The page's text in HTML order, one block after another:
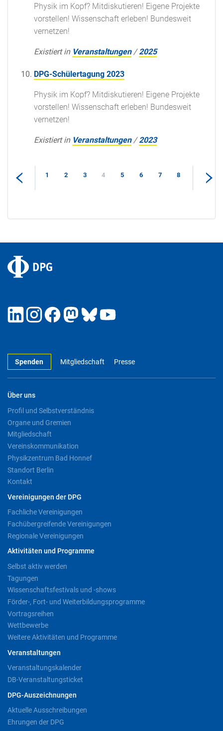
Physik im Kopf? Mitdiskutieren! Eigene Projekte
vorstellen! Wissenschaft erleben! Bundesweit
vernetzen!
Existiert in Veranstaltungen /2025
DPG-Schülertagung 2023
Physik im Kopf? Mitdiskutieren! Eigene Projekte
vorstellen! Wissenschaft erleben! Bundesweit
vernetzen!
Existiert in Veranstaltungen /2023
1 2 3 4 5 6 7 8
Spenden Mitgliedschaft Presse
Über uns
Profil und Selbstverständnis
Organe und Gremien
Mitgliedschaft
Vereinskommunikation
Physikzentrum Bad Honnef
Standort Berlin
Kontakt
Vereinigungen der DPG
Fachliche Vereinigungen
Fachübergreifende Vereinigungen
Regionale Vereinigungen
Aktivitäten und Programme
Selbst aktiv werden
Tagungen
Wissenschaftsfestivals und -shows
Förder-, Fort- und Weiterbildungsprogramme
Vortragsreihen
Wettbewerbe
Weitere Aktivitäten und Programme
Veranstaltungen
Veranstaltungskalender
DB-Veranstaltungsticket
DPG-Auszeichnungen
Aktuelle Ausschreibungen
Ehrungen der DPG